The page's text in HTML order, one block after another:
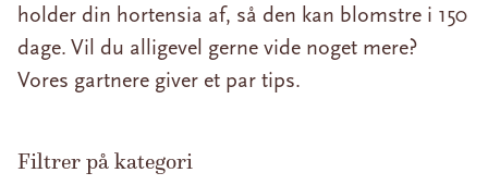
holder din hortensia af, så den kan blomstre i 150
dage. Vil du alligevel gerne vide noget mere?
Vores gartnere giver et par tips.
Filtrer på kategori